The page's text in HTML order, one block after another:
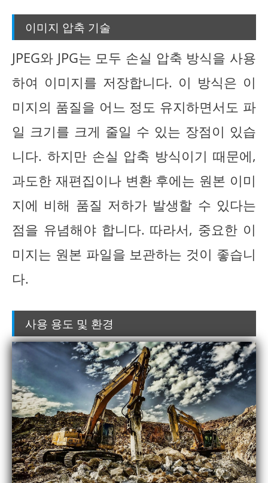
이미지 압축 기술
JPEG와 JPG는 모두 손실 압축 방식을 사용
하여 이미지를 저장합니다. 이 방식은 이
미지의 품질을 어느 정도 유지하면서도 파
일 크기를 크게 줄일 수 있는 장점이 있습
니다. 하지만 손실 압축 방식이기 때문에,
과도한 재편집이나 변환 후에는 원본 이미
지에 비해 품질 저하가 발생할 수 있다는
점을 유념해야 합니다. 따라서, 중요한 이
미지는 원본 파일을 보관하는 것이 좋습니
다.
사용 용도 및 환경